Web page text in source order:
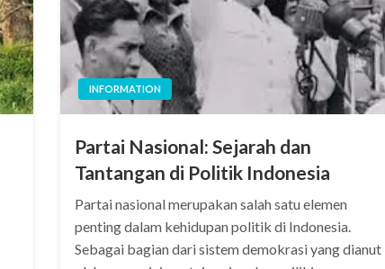
INFORMATION
Partai Nasional: Sejarah dan
Tantangan di Politik Indonesia
Partai nasional merupakan salah satu elemen
penting dalam kehidupan politik di Indonesia.
Sebagai bagian dari sistem demokrasi yang dianut